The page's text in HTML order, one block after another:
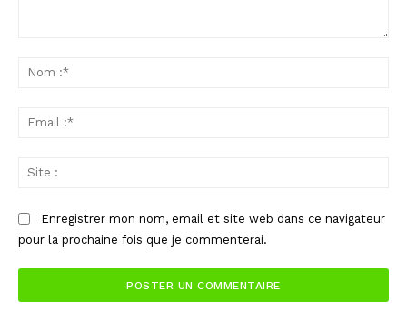
Enregistrer mon nom, email et site web dans ce navigateur
pour la prochaine fois que je commenterai.